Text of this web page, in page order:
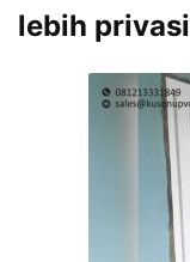
lebih privasi